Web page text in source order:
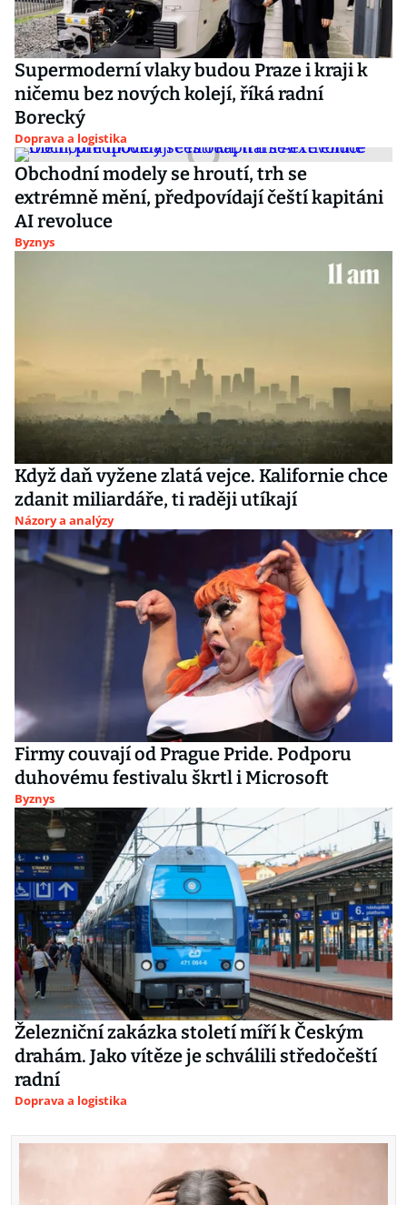
Supermoderní vlaky budou Praze i kraji k
ničemu bez nových kolejí, říká radní
Borecký
Doprava a logistika
Obchodní modely se hroutí, trh se
extrémně mění, předpovídají čeští kapitáni
AI revoluce
Byznys
Když daň vyžene zlatá vejce. Kalifornie chce
zdanit miliardáře, ti raději utíkají
Názory a analýzy
Firmy couvají od Prague Pride. Podporu
duhovému festivalu škrtl i Microsoft
Byznys
Železniční zakázka století míří k Českým
drahám. Jako vítěze je schválili středočeští
radní
Doprava a logistika